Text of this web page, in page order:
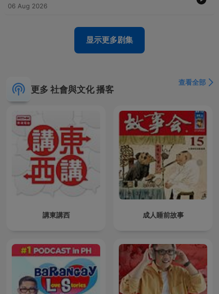
06 Aug 2026
显示更多剧集
更多 社會與文化 播客
查看全部
講東講西 成人睡前故事